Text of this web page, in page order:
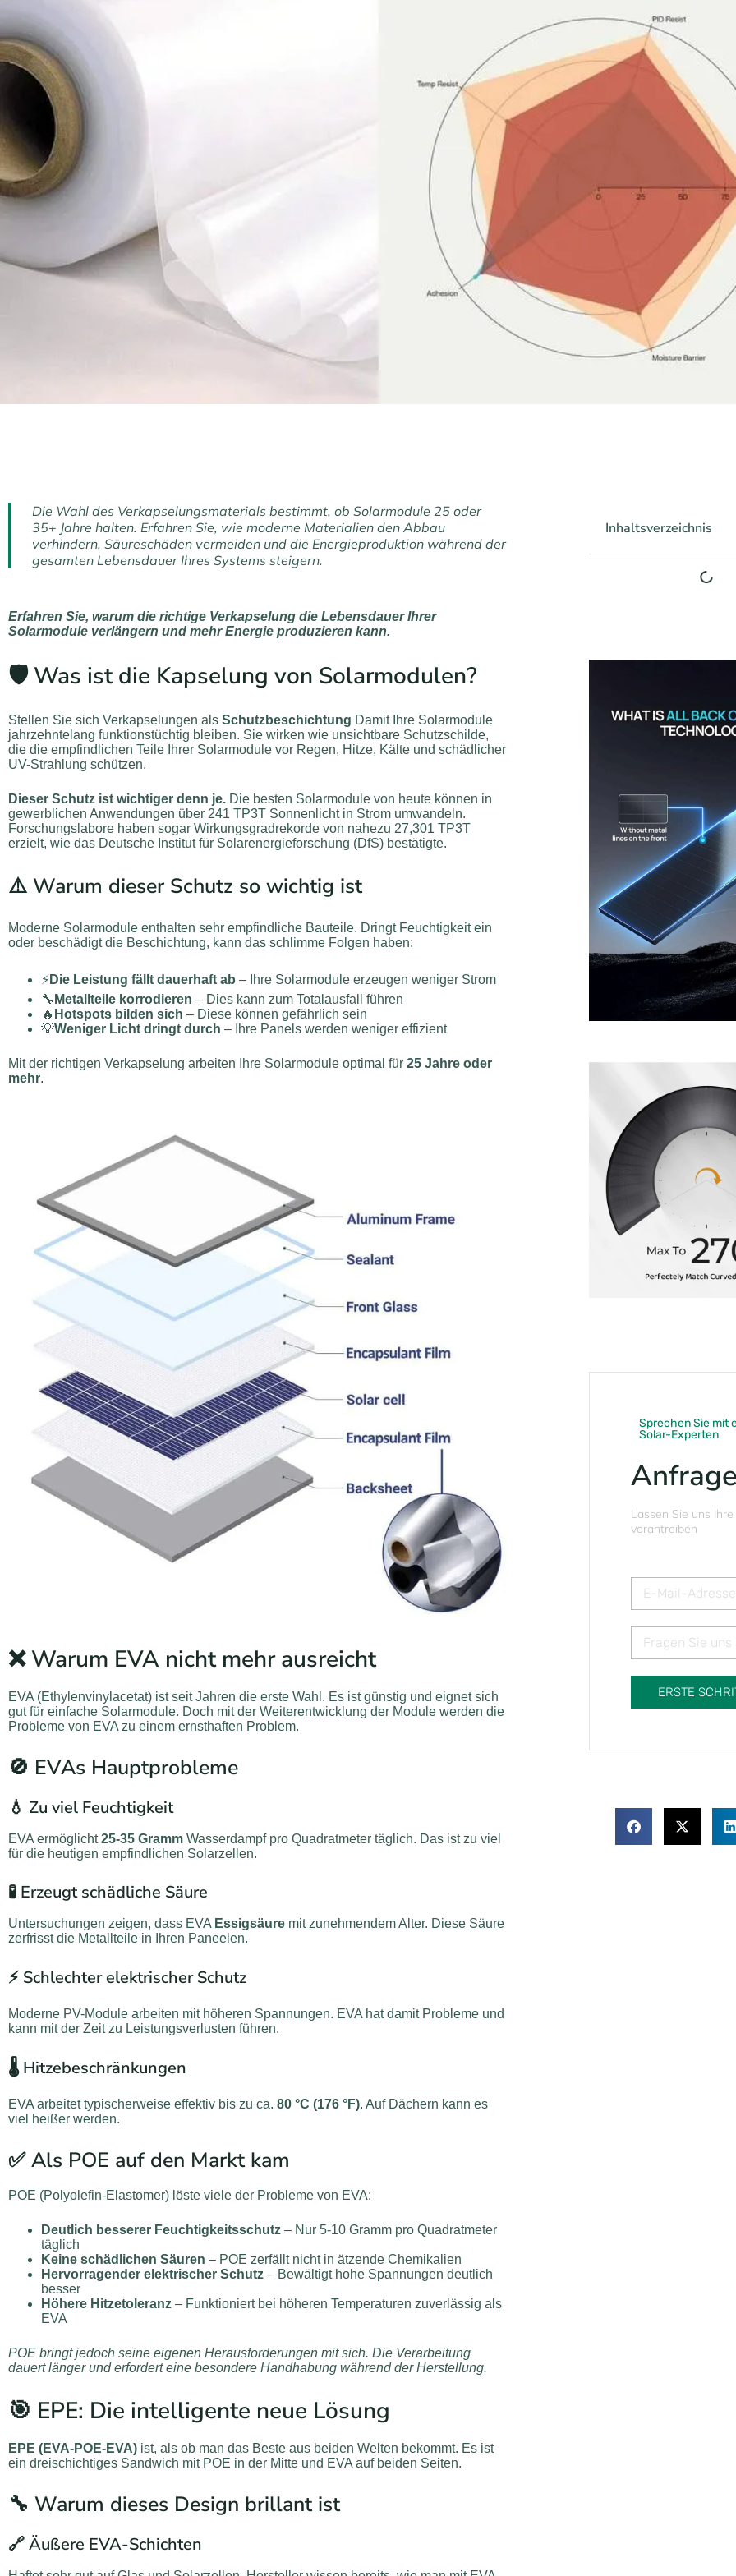
Die Wahl des Verkapselungsmaterials bestimmt, ob Solarmodule 25 oder
35+ Jahre halten. Erfahren Sie, wie moderne Materialien den Abbau
verhindern, Säureschäden vermeiden und die Energieproduktion während der
gesamten Lebensdauer Ihres Systems steigern.
Erfahren Sie, warum die richtige Verkapselung die Lebensdauer Ihrer
Solarmodule verlängern und mehr Energie produzieren kann.
🛡️ Was ist die Kapselung von Solarmodulen?
Stellen Sie sich Verkapselungen als Schutzbeschichtung Damit Ihre Solarmodule
jahrzehntelang funktionstüchtig bleiben. Sie wirken wie unsichtbare Schutzschilde,
die die empfindlichen Teile Ihrer Solarmodule vor Regen, Hitze, Kälte und schädlicher
UV-Strahlung schützen.
Dieser Schutz ist wichtiger denn je. Die besten Solarmodule von heute können in
gewerblichen Anwendungen über 241 TP3T Sonnenlicht in Strom umwandeln.
Forschungslabore haben sogar Wirkungsgradrekorde von nahezu 27,301 TP3T
erzielt, wie das Deutsche Institut für Solarenergieforschung (DfS) bestätigte.
⚠️ Warum dieser Schutz so wichtig ist
Moderne Solarmodule enthalten sehr empfindliche Bauteile. Dringt Feuchtigkeit ein
oder beschädigt die Beschichtung, kann das schlimme Folgen haben:
⚡Die Leistung fällt dauerhaft ab – Ihre Solarmodule erzeugen weniger Strom
🔧 Metallteile korrodieren – Dies kann zum Totalausfall führen
🔥 Hotspots bilden sich – Diese können gefährlich sein
💡Weniger Licht dringt durch – Ihre Panels werden weniger effizient
Mit der richtigen Verkapselung arbeiten Ihre Solarmodule optimal für 25 Jahre oder
mehr.
❌ Warum EVA nicht mehr ausreicht
EVA (Ethylenvinylacetat) ist seit Jahren die erste Wahl. Es ist günstig und eignet sich
gut für einfache Solarmodule. Doch mit der Weiterentwicklung der Module werden die
Probleme von EVA zu einem ernsthaften Problem.
🚫 EVAs Hauptprobleme
💧 Zu viel Feuchtigkeit
EVA ermöglicht25-35 Gramm Wasserdampf pro Quadratmeter täglich. Das ist zu viel
für die heutigen empfindlichen Solarzellen.
🧪 Erzeugt schädliche Säure
Untersuchungen zeigen, dass EVA Essigsäure mit zunehmendem Alter. Diese Säure
zerfrisst die Metallteile in Ihren Paneelen.
⚡ Schlechter elektrischer Schutz
Moderne PV-Module arbeiten mit höheren Spannungen. EVA hat damit Probleme und
kann mit der Zeit zu Leistungsverlusten führen.
🌡️ Hitzebeschränkungen
EVA arbeitet typischerweise effektiv bis zu ca. 80 °C (176 °F). Auf Dächern kann es
viel heißer werden.
✅ Als POE auf den Markt kam
POE (Polyolefin-Elastomer) löste viele der Probleme von EVA:
Deutlich besserer Feuchtigkeitsschutz – Nur 5-10 Gramm pro Quadratmeter
täglich
Keine schädlichen Säuren – POE zerfällt nicht in ätzende Chemikalien
Hervorragender elektrischer Schutz – Bewältigt hohe Spannungen deutlich
besser
Höhere Hitzetoleranz – Funktioniert bei höheren Temperaturen zuverlässig als
EVA
POE bringt jedoch seine eigenen Herausforderungen mit sich. Die Verarbeitung
dauert länger und erfordert eine besondere Handhabung während der Herstellung.
🎯 EPE: Die intelligente neue Lösung
EPE (EVA-POE-EVA) ist, als ob man das Beste aus beiden Welten bekommt. Es ist
ein dreischichtiges Sandwich mit POE in der Mitte und EVA auf beiden Seiten.
🔧 Warum dieses Design brillant ist
🔗 Äußere EVA-Schichten
Inhaltsverzeichnis
Sprechen Sie mit
Solar-Experten
Anfrage
Lassen Sie uns
vorantreiben
ERSTE